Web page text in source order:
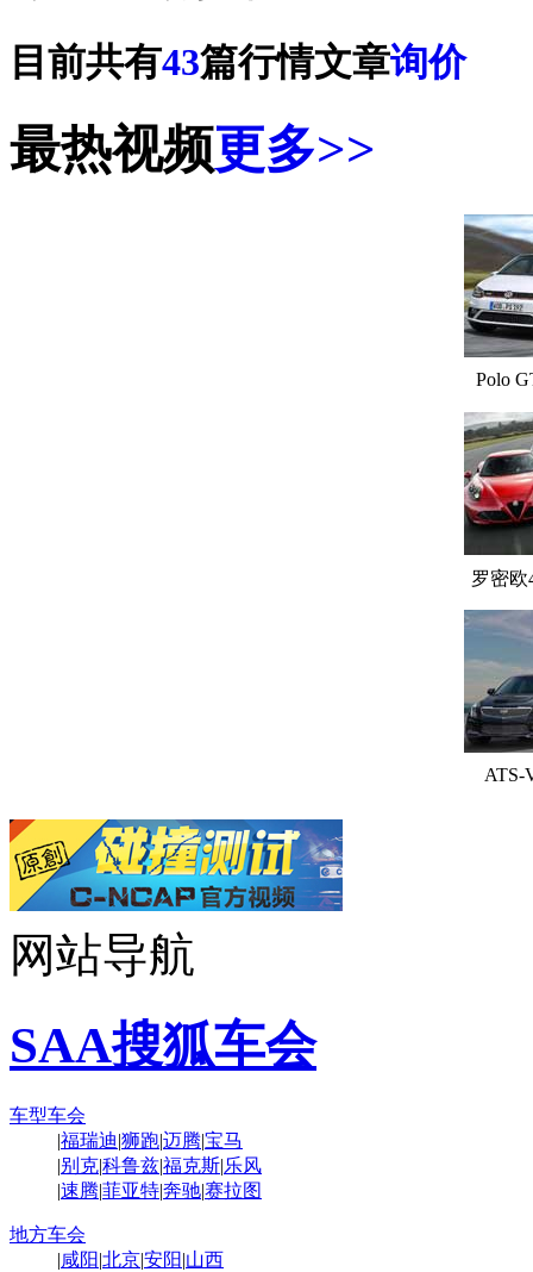
目前共有43篇行情文章询价
最热视频更多>>
Polo
罗密欧
ATS-
网站导航
SAA搜狐车会
车型车会
|福瑞迪|狮跑|迈腾|宝马
|别克|科鲁兹|福克斯|乐风
|速腾|菲亚特|奔驰|赛拉图
地方车会
|咸阳|北京|安阳|山西